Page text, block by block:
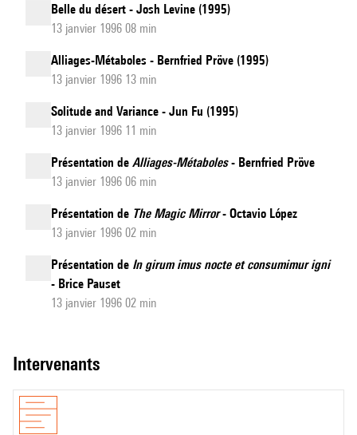
Belle du désert - Josh Levine (1995)
13 janvier 1996 08 min
Alliages-Métaboles - Bernfried Pröve (1995)
13 janvier 1996 13 min
Solitude and Variance - Jun Fu (1995)
13 janvier 1996 11 min
Présentation de Alliages-Métaboles- Bernfried Pröve
13 janvier 1996 06 min
Présentation de The Magic Mirror- Octavio López
13 janvier 1996 02 min
Présentation de In girum imus nocte et consumimur igni
- Brice Pauset
13 janvier 1996 02 min
intervenants